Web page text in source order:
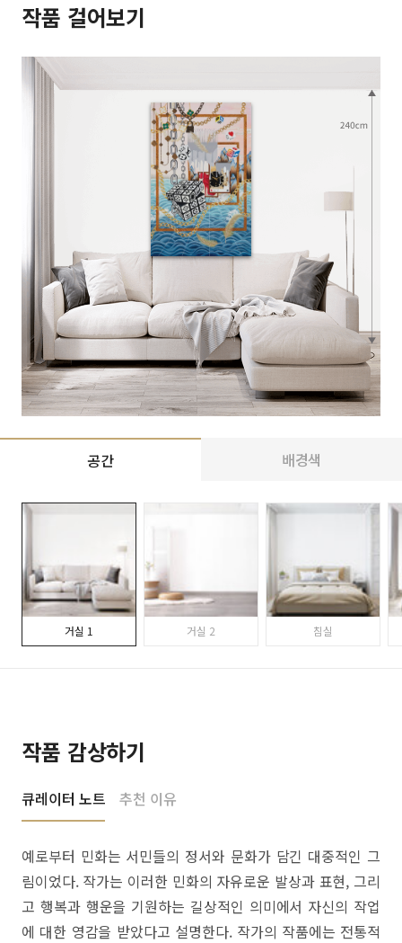
작품 걸어보기
공간 배경색
거실 1 거실 2 침실
작품 감상하기
큐레이터 노트 추천 이유
예로부터 민화는 서민들의 정서와 문화가 담긴 대중적인 그
림이었다. 작가는 이러한 민화의 자유로운 발상과 표현, 그리
고 행복과 행운을 기원하는 길상적인 의미에서 자신의 작업
에 대한 영감을 받았다고 설명한다. 작가의 작품에는 전통적